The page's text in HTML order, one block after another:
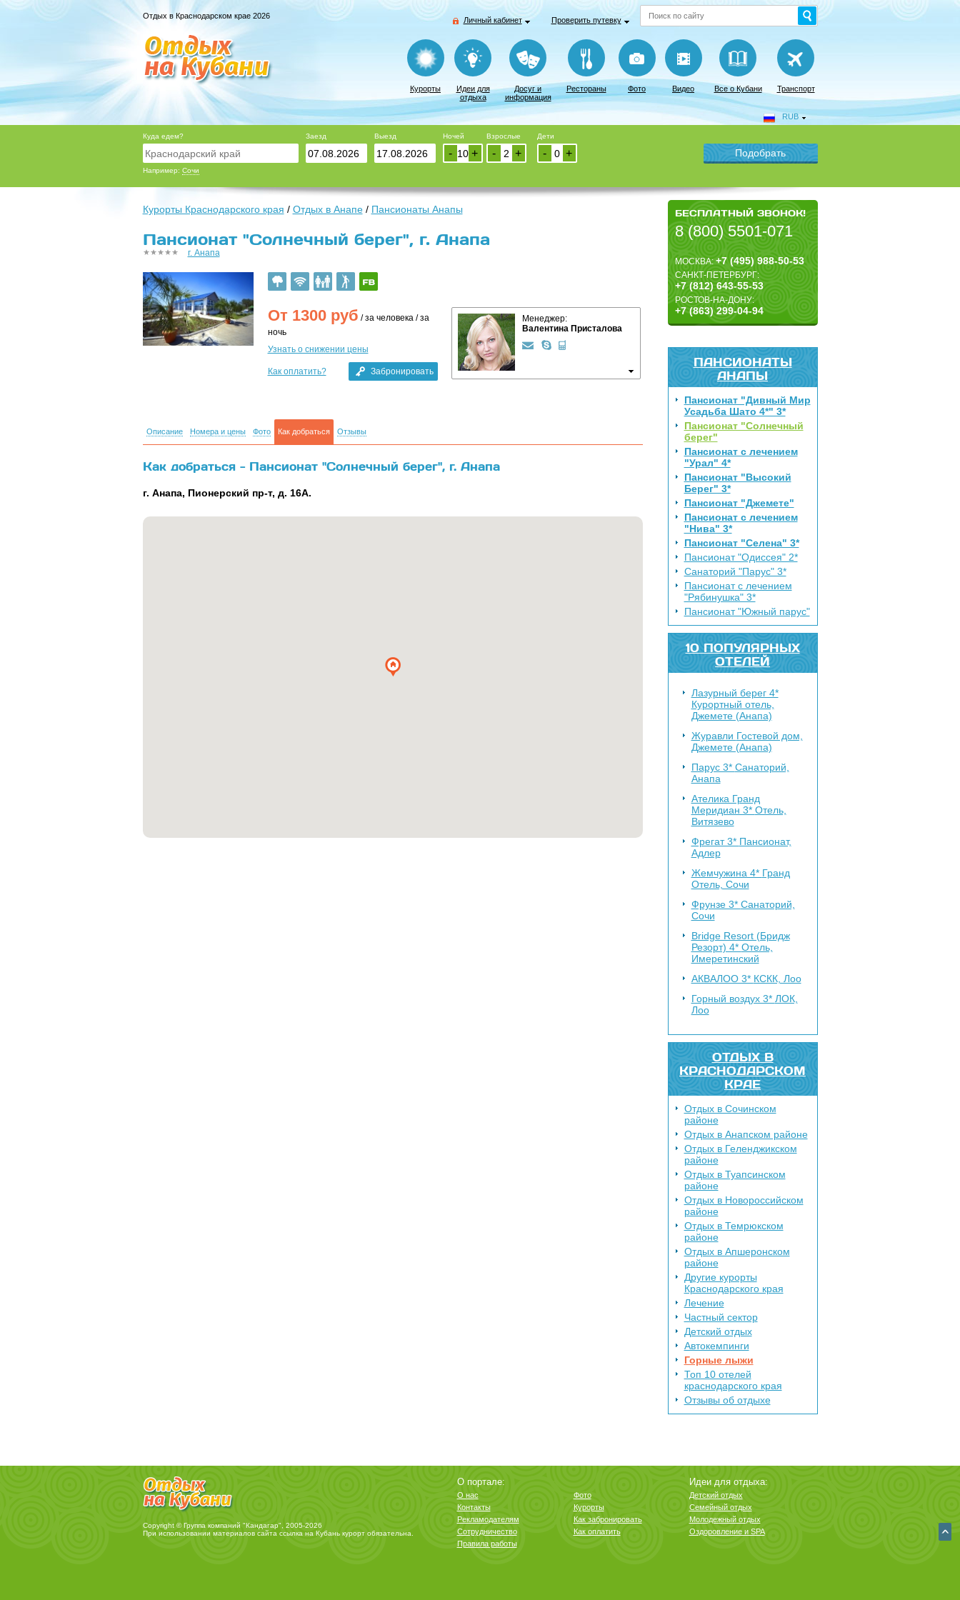
Отдых в Краснодарском крае 2026 Личный кабинет Проверить путевку
Курорты
Идеи для
отдыха
Досуг и
информация
Рестораны Фото Видео Все о Кубани Транспорт
RUB
Куда едем?
Например: Сочи
Заезд Выезд Ночей
+
-
Взрослые
+
-
Дети
+
-
БЕСПЛАТНЫЙ ЗВОНОК!
8 (800) 5501-071
МОСКВА:+7 (495) 988-50-53
САНКТ-ПЕТЕРБУРГ:
+7 (812) 643-55-53
РОСТОВ-НА-ДОНУ:
+7 (863) 299-04-94
ПАНСИОНАТЫ
АНАПЫ
Пансионат "Дивный Мир
Усадьба Шато 4*" 3*
Пансионат "Солнечный
берег"
Пансионат с лечением
"Урал" 4*
Пансионат "Высокий
Берег" 3*
Пансионат "Джемете"
Пансионат с лечением
"Нива" 3*
Пансионат "Селена" 3*
Пансионат "Одиссея" 2*
Санаторий "Парус" 3*
Пансионат с лечением
"Рябинушка" 3*
Пансионат "Южный парус"
10 ПОПУЛЯРНЫХ
ОТЕЛЕЙ
Лазурный берег 4*
Курортный отель,
Джемете (Анапа)
Журавли Гостевой дом,
Джемете (Анапа)
Парус 3* Санаторий,
Анапа
Ателика Гранд
Меридиан 3* Отель,
Витязево
Фрегат 3* Пансионат,
Адлер
Жемчужина 4* Гранд
Отель, Сочи
Фрунзе 3* Санаторий,
Сочи
Bridge Resort (Бридж
Резорт) 4* Отель,
Имеретинский
АКВАЛОО 3* КСКК, Лоо
Горный воздух 3* ЛОК,
Лоо
ОТДЫХ В
КРАСНОДАРСКОМ
КРАЕ
Отдых в Сочинском
районе
Отдых в Анапском районе
Отдых в Геленджикском
районе
Отдых в Туапсинском
районе
Отдых в Новороссийском
районе
Отдых в Темрюкском
районе
Отдых в Апшеронском
районе
Другие курорты
Краснодарского края
Лечение
Частный сектор
Детский отдых
Автокемпинги
Горные лыжи
Топ 10 отелей
краснодарского края
Отзывы об отдыхе
Курорты Краснодарского края / Отдых в Анапе/ Пансионаты Анапы
Пансионат "Солнечный берег", г. Анапа
г. Анапа
От 1300руб / за человека / за
ночь
Узнать о снижении цены
Как оплатить? Забронировать
Менеджер:
Валентина Присталова
Описание Номера и цены Фото Как добраться Отзывы
Как добраться - Пансионат "Солнечный берег", г. Анапа
г. Анапа, Пионерский пр-т, д. 16А.
Copyright © Группа компаний "Кандагар", 2005-2026
При использовании материалов сайта ссылка на Кубань курортобязательна.
О портале:
О нас
Фото
Контакты
Курорты
Рекламодателям
Как забронировать
Сотрудничество
Как оплатить
Правила работы
Идеи для отдыха:
Детский отдых
Семейный отдых
Молодежный отдых
Оздоровление и SPA